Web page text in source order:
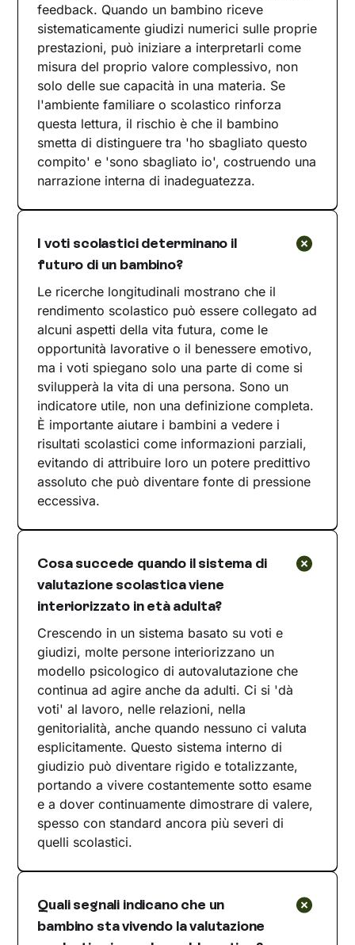
feedback. Quando un bambino riceve
sistematicamente giudizi numerici sulle proprie
prestazioni, può iniziare a interpretarli come
misura del proprio valore complessivo, non
solo delle sue capacità in una materia. Se
l'ambiente familiare o scolastico rinforza
questa lettura, il rischio è che il bambino
smetta di distinguere tra 'ho sbagliato questo
compito' e 'sono sbagliato io', costruendo una
narrazione interna di inadeguatezza.
I voti scolastici determinano il
futuro di un bambino?
Le ricerche longitudinali mostrano che il
rendimento scolastico può essere collegato ad
alcuni aspetti della vita futura, come le
opportunità lavorative o il benessere emotivo,
ma i voti spiegano solo una parte di come si
svilupperà la vita di una persona. Sono un
indicatore utile, non una definizione completa.
È importante aiutare i bambini a vedere i
risultati scolastici come informazioni parziali,
evitando di attribuire loro un potere predittivo
assoluto che può diventare fonte di pressione
eccessiva.
Cosa succede quando il sistema di
valutazione scolastica viene
interiorizzato in età adulta?
Crescendo in un sistema basato su voti e
giudizi, molte persone interiorizzano un
modello psicologico di autovalutazione che
continua ad agire anche da adulti. Ci si 'dà
voti' al lavoro, nelle relazioni, nella
genitorialità, anche quando nessuno ci valuta
esplicitamente. Questo sistema interno di
giudizio può diventare rigido e totalizzante,
portando a vivere costantemente sotto esame
e a dover continuamente dimostrare di valere,
spesso con standard ancora più severi di
quelli scolastici.
Quali segnali indicano che un
bambino sta vivendo la valutazione